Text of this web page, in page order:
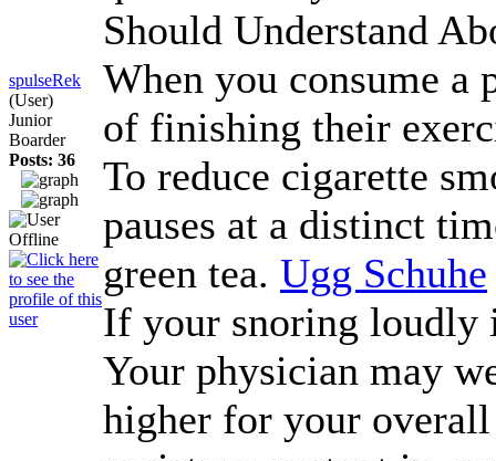
spulseRek
(User)
Junior
Boarder
Posts: 36
Should Understand
When you consume a
of finishing their
To reduce cigarette
pauses at a distinct
green tea. Ugg Schuhe
If your snoring loudly
Your physician may
higher for your overall